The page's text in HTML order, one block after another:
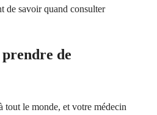
de savoir quand consulter
de
tout le monde, et votre médecin